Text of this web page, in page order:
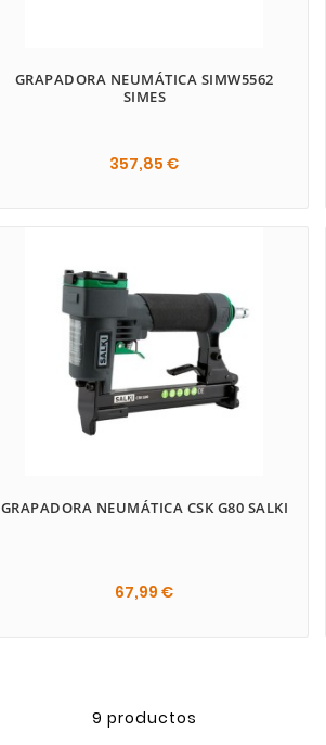
GRAPADORA NEUMÁTICA SIMW5562
SIMES
357,85 €
GRAPADORA NEUMÁTICA CSK G80 SALKI
67,99 €
9 productos